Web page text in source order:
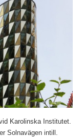
Karolinska Institutet.
Solnavägen intill.